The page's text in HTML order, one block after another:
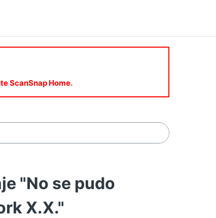
ScanSnap Home.
"No se pudo
X.X."